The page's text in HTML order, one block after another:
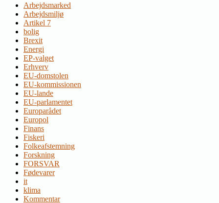
Arbejdsmarked
Arbejdsmiljø
Artikel 7
bolig
Brexit
Energi
EP-valget
Erhverv
EU-domstolen
EU-kommissionen
EU-lande
EU-parlamentet
Europarådet
Europol
Finans
Fiskeri
Folkeafstemning
Forskning
FORSVAR
Fødevarer
it
klima
Kommentar